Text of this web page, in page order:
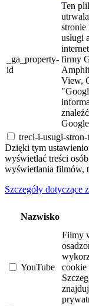
_ga_property-
id
Ten
stronie
usługi
firmy
View,
treci-i-usugi-stron-
Dzięki tym
wyświetlać treści
wyświetlania filmów,
Szczegóły dotyczące
Nazwisko
YouTube
Filmy
cookie